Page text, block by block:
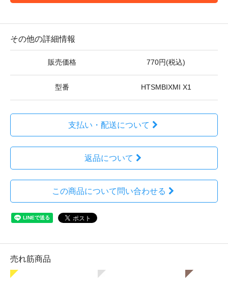
その他の詳細情報
販売価格 770円(税込)
型番 HTSMBIXMI X1
支払い・配送について
返品について
この商品について問い合わせる
売れ筋商品